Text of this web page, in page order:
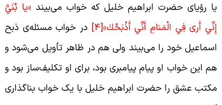
رؤیای حضرت ابراهیم خلیل که خواب می‌بیند«يا بُنَيَّ
أَرى‏ فِي الْمَنامِ أَنِّي أَذْبَحُكَ»[4]
در خواب مسئله‌ی ذبح
خود را می‌بیند ولی هم در ظاهر تأویل می‌شود و
این خواب او پیام پیامبری بود، برای او تکلیف‌ساز بود و
عشق را حضرت ابراهیم خلیل با یک خواب بناگذاری